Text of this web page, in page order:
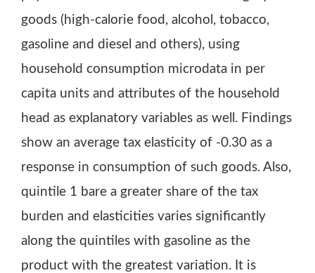
goods (high-calorie food, alcohol, tobacco,
gasoline and diesel and others), using
household consumption microdata in per
capita units and attributes of the household
head as explanatory variables as well. Findings
show an average tax elasticity of -0.30 as a
response in consumption of such goods. Also,
quintile 1 bare a greater share of the tax
burden and elasticities varies significantly
along the quintiles with gasoline as the
product with the greatest variation. It is